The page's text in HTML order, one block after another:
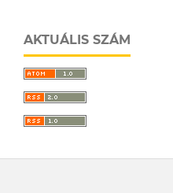
AKTUÁLIS SZÁM